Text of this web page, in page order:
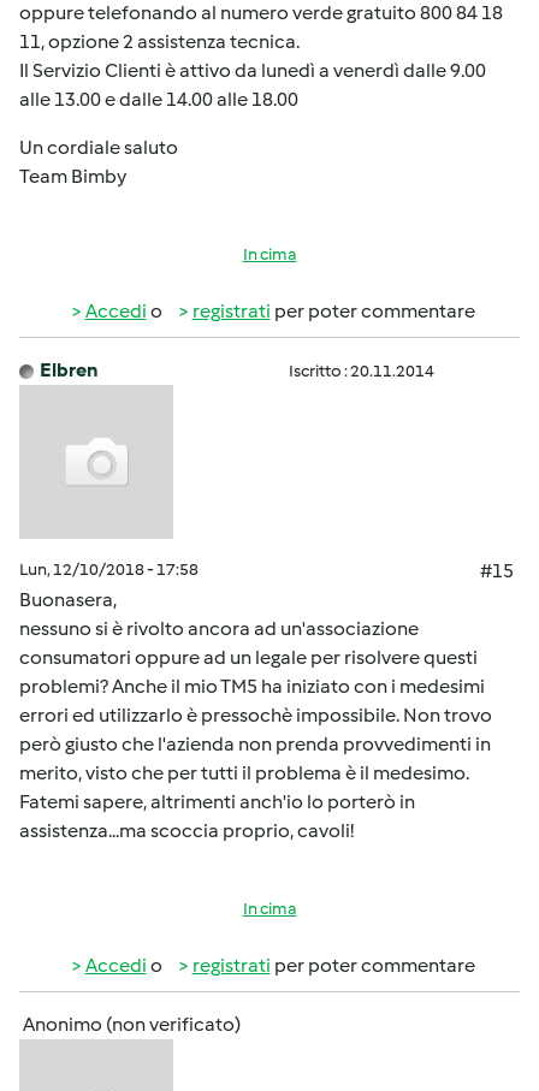
oppure telefonando al numero verde gratuito 800 84 18
11, opzione 2 assistenza tecnica.
Il Servizio Clienti è attivo da lunedì a venerdì dalle 9.00
alle 13.00 e dalle 14.00 alle 18.00
Un cordiale saluto
Team Bimby
In cima
Accedi o registrati per poter commentare
Elbren Iscritto : 20.11.2014
Lun, 12/10/2018 - 17:58
#15
Buonasera,
nessuno si è rivolto ancora ad un'associazione
consumatori oppure ad un legale per risolvere questi
problemi? Anche il mio TM5 ha iniziato con i medesimi
errori ed utilizzarlo è pressochè impossibile. Non trovo
però giusto che l'azienda non prenda provvedimenti in
merito, visto che per tutti il problema è il medesimo.
Fatemi sapere, altrimenti anch'io lo porterò in
assistenza...ma scoccia proprio, cavoli!
In cima
Accedi o registrati per poter commentare
Anonimo (non verificato)